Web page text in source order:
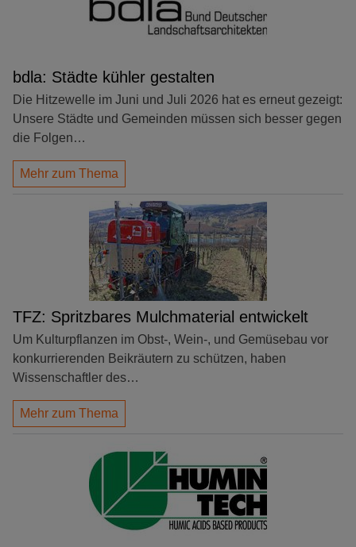
bdla: Städte kühler gestalten
Die Hitzewelle im Juni und Juli 2026 hat es erneut gezeigt:
Unsere Städte und Gemeinden müssen sich besser gegen
die Folgen…
Mehr zum Thema
TFZ: Spritzbares Mulchmaterial entwickelt
Um Kulturpflanzen im Obst-, Wein-, und Gemüsebau vor
konkurrierenden Beikräutern zu schützen, haben
Wissenschaftler des…
Mehr zum Thema